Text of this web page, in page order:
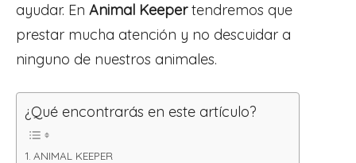
ayudar. En Animal Keepertendremos que
prestar mucha atención y no descuidar a
ninguno de nuestros animales.
¿Qué encontrarás en este artículo?
ANIMAL KEEPER